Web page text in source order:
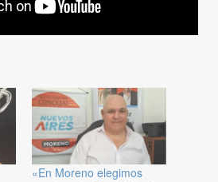
«En Moreno elegimos